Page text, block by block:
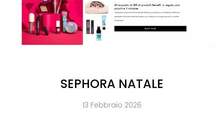
SEPHORA NATALE
13 Febbraio 2026